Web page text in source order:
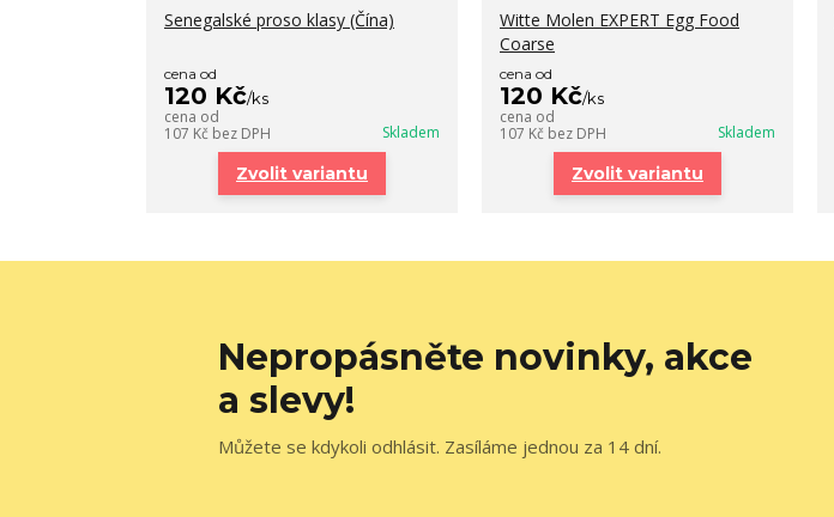
Senegalské proso klasy (Čína)
cena od
120 Kč/ks
cena od
107 Kč bez DPH Skladem
Zvolit variantu
Witte Molen EXPERT Egg Food
Coarse
cena od
120 Kč/ks
cena od
107 Kč bez DPH Skladem
Zvolit variantu
Nepropásněte novinky, akce
a slevy!
Můžete se kdykoli odhlásit. Zasíláme jednou za 14 dní.